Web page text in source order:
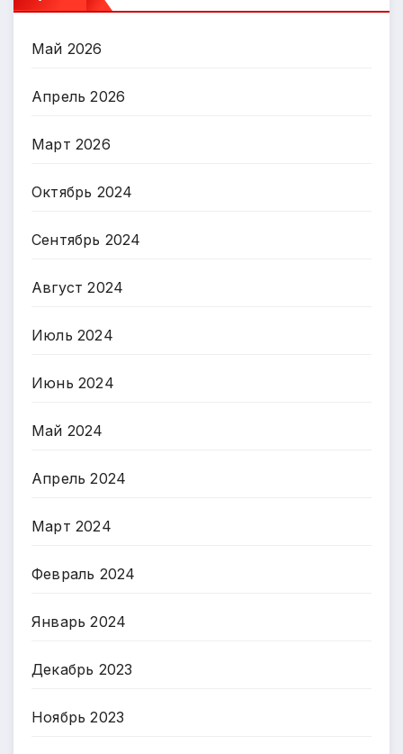
Май 2026
Апрель 2026
Март 2026
Октябрь 2024
Сентябрь 2024
Август 2024
Июль 2024
Июнь 2024
Май 2024
Апрель 2024
Март 2024
Февраль 2024
Январь 2024
Декабрь 2023
Ноябрь 2023